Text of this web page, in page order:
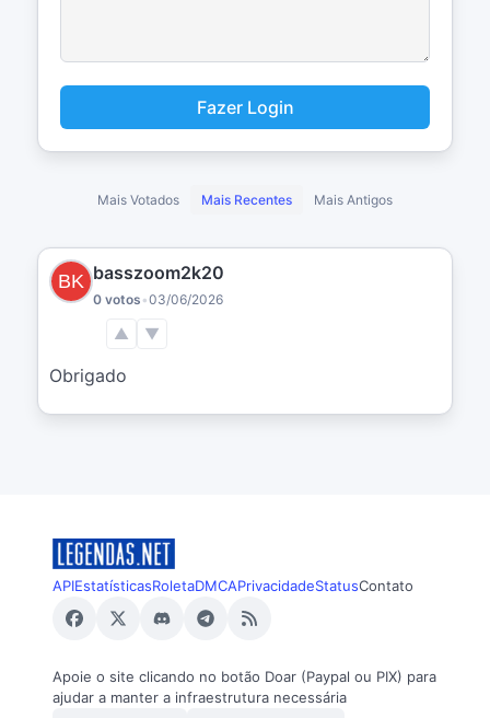
Fazer Login
Mais Votados Mais Recentes Mais Antigos
basszoom2k20
0 votos •03/06/2026
▲ ▼
Obrigado
APIEstatísticasRoletaDMCAPrivacidadeStatusContato
Apoie o site clicando no botão Doar (Paypal ou PIX) para
ajudar a manter a infraestrutura necessária